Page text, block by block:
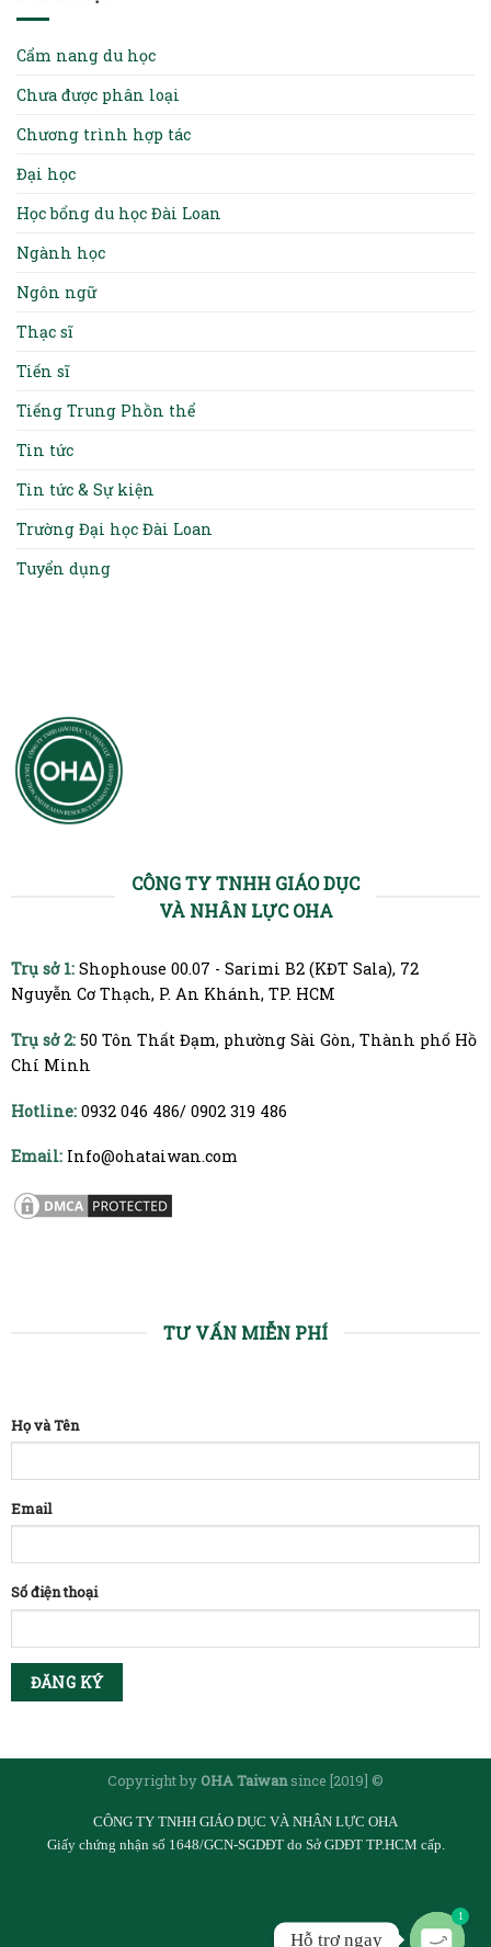
Cẩm nang du học
Chưa được phân loại
Chương trình hợp tác
Đại học
Học bổng du học Đài Loan
Ngành học
Ngôn ngữ
Thạc sĩ
Tiến sĩ
Tiếng Trung Phồn thể
Tin tức
Tin tức & Sự kiện
Trường Đại học Đài Loan
Tuyển dụng
CÔNG TY TNHH GIÁO DỤC
VÀ NHÂN LỰC OHA
Trụ sở 1: Shophouse 00.07 - Sarimi B2 (KĐT Sala), 72
Nguyễn Cơ Thạch, P. An Khánh, TP. HCM
Trụ sở 2: 50 Tôn Thất Đạm, phường Sài Gòn, Thành phố Hồ
Chí Minh
Hotline: 0932 046 486/ 0902 319 486
Email: Info@ohataiwan.com
TƯ VẤN MIỄN PHÍ
Họ và Tên
Email
Số điện thoại
Copyright byOHA Taiwansince [2019] ©
CÔNG TY TNHH GIÁO DỤC VÀ NHÂN LỰC OHA
Giấy chứng nhận số 1648/GCN-SGDĐT do Sở GDĐT TP.HCM cấp.
Hỗ trợ ngay
1